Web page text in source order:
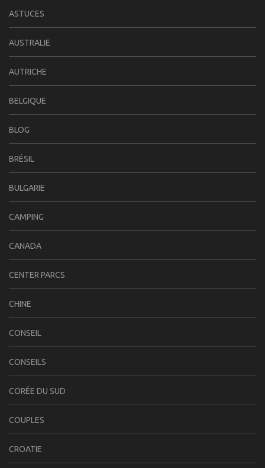
ASTUCES
AUSTRALIE
AUTRICHE
BELGIQUE
BLOG
BRÉSIL
BULGARIE
CAMPING
CANADA
CENTER PARCS
CHINE
CONSEIL
CONSEILS
CORÉE DU SUD
COUPLES
CROATIE